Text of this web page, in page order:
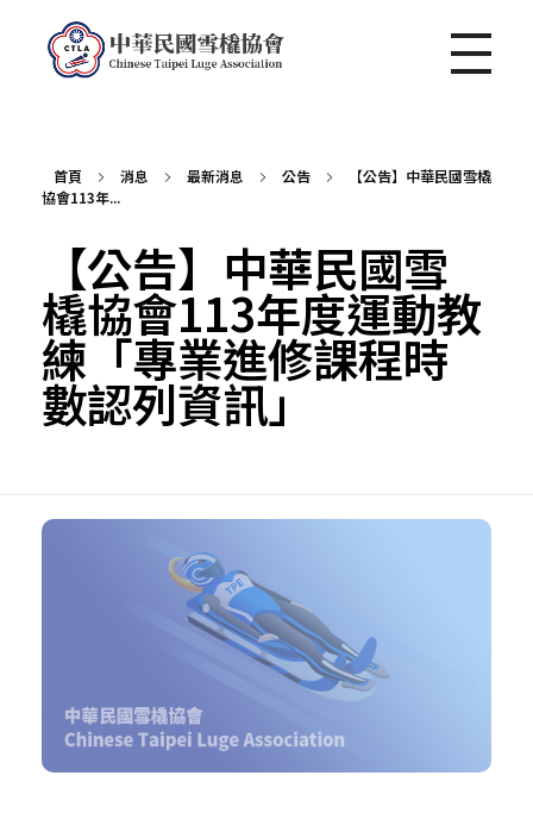
首頁 消息 最新消息 公告
【公告】中華民國雪橇
協會113年...
【公告】中華民國雪
橇協會113年度運動教
練「專業進修課程時
數認列資訊」